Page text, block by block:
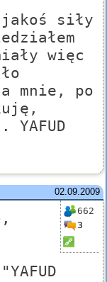
jakoś siły
więc
mnie, po
02.09.2009
662
3